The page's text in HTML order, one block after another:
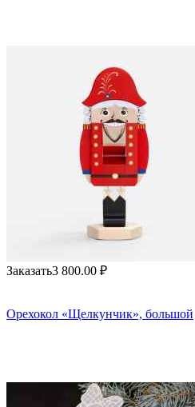
Заказать3 800.00 ₽
Орехокол «Щелкунчик», большой